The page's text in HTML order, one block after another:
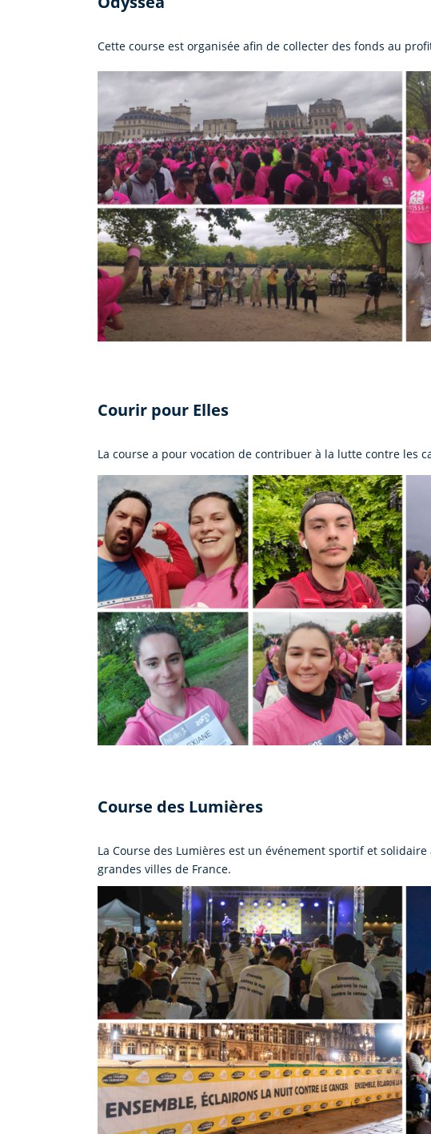
Cette course est organisée afin de collecter des fonds au
Courir pour Elles
La course a pour vocation de contribuer à la lutte contre les
Course des Lumières
La Course des Lumières est un événement sportif et
grandes villes de France.